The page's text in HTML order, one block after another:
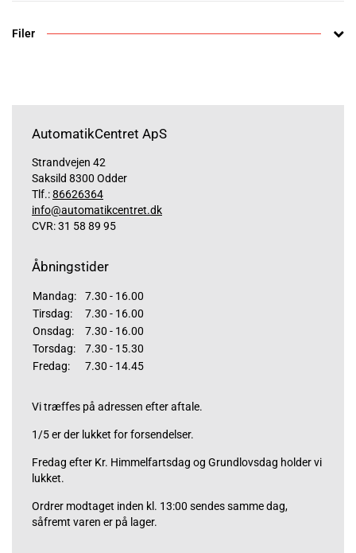
Filer
AutomatikCentret ApS
Strandvejen 42
Saksild 8300 Odder
Tlf.:86626364
info@automatikcentret.dk
CVR: 31 58 89 95
Åbningstider
Mandag:
7.30 - 16.00
Tirsdag:
7.30 - 16.00
Onsdag:
7.30 - 16.00
Torsdag:
7.30 - 15.30
Fredag:
7.30 - 14.45
Vi træffes på adressen efter aftale.
1/5 er der lukket for forsendelser.
Fredag efter Kr. Himmelfartsdag og Grundlovsdag holder vi
lukket.
Ordrer modtaget inden kl. 13:00 sendes samme dag,
såfremt varen er på lager.